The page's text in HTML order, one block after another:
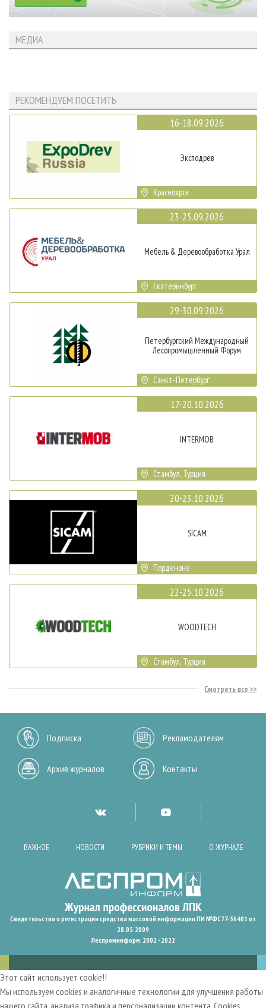
МЕДИА
РЕКОМЕНДУЕМ ПОСЕТИТЬ
16-18.09.2026
Эксподрев
Красноярск
23-25.09.2026
Мебель & Деревообработка Урал
Екатеринбург
29-30.09.2026
Петербургский Международный
Лесопромышленный Форум
Санкт-Петербург
17-20.10.2026
INTERMOB
Стамбул, Турция
20-23.10.2026
SICAM
Порденоне
22-25.10.2026
WOODTECH
Стамбул, Турция
Смотреть все
Подписка Рекламодателям
Архив журналов Контакты
ВАЖНОЕ НОВОСТИ РУБРИКИ И ТЕМЫ О ЖУРНАЛЕ
Свидетельство о регистрации средства массовой информации ПИ №ФС77-36401 от
28.05.2009
Леспроминформ. 2002 - 2022
Этот сайт использует cookie!!
Мы используем cookies и аналогичные технологии для улучшения работы